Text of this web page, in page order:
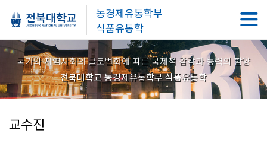
농경제유통학부
식품유통학
국가와 지역사회의 글로벌화에 따른 국제적 감각과 능력의 함양
전북대학교 농경제유통학부 식품유통학
교수진